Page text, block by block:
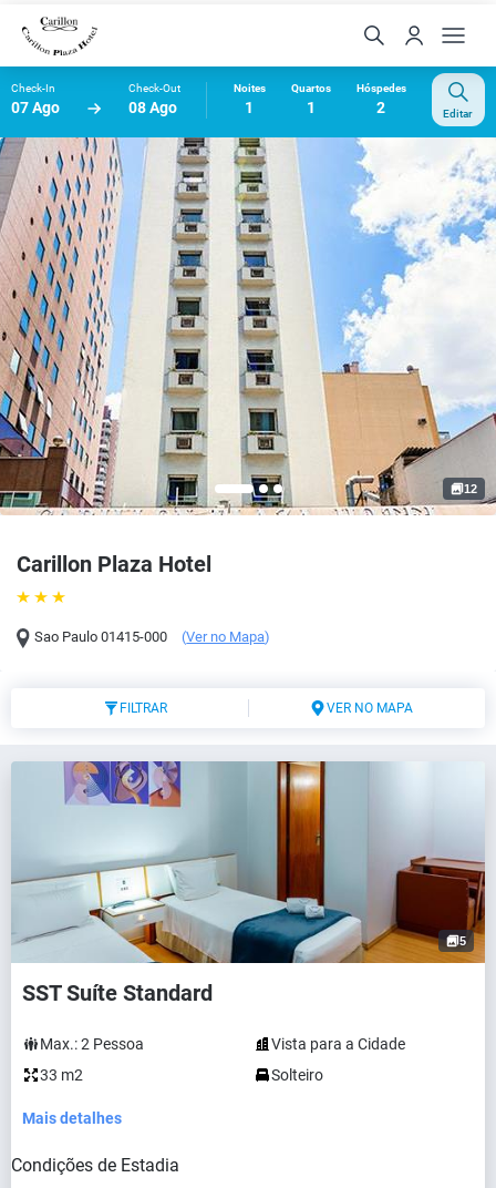
Check-In
07 Ago
Check-Out
08 Ago
Noites
1
Quartos
1
Hóspedes
2 Editar
Carillon Plaza Hotel
Sao Paulo 01415-000 (Ver no Mapa)
12
FILTRAR VER NO MAPA
5
SST Suíte Standard
Max.:2 Pessoa
Vista para a Cidade
33 m2
Solteiro
Mais detalhes
Condições de Estadia